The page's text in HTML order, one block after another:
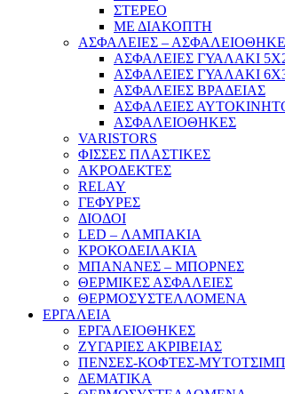
ΣΤΕΡΕΟ
ΜΕ ΔΙΑΚΟΠΤΗ
ΑΣΦΑΛΕΙΕΣ –
ΑΣΦΑΛΕΙΕΣ ΓΥΑΛΑΚΙ
ΑΣΦΑΛΕΙΕΣ ΓΥΑΛΑΚΙ
ΑΣΦΑΛΕΙΕΣ ΒΡΑΔΕΙΑΣ
ΑΣΦΑΛΕΙΕΣ
ΑΣΦΑΛΕΙΟΘΗΚΕΣ
VARISTORS
ΦΙΣΣΕΣ ΠΛΑΣΤΙΚΕΣ
ΑΚΡΟΔΕΚΤΕΣ
RELAY
ΓΕΦΥΡΕΣ
ΔΙΟΔΟΙ
LED – ΛΑΜΠΑΚΙΑ
ΚΡΟΚΟΔΕΙΛΑΚΙΑ
ΜΠΑΝΑΝΕΣ – ΜΠΟΡΝΕΣ
ΘΕΡΜΙΚΕΣ ΑΣΦΑΛΕΙΕΣ
ΘΕΡΜΟΣΥΣΤΕΛΛΟΜΕΝΑ
ΕΡΓΑΛΕΙΑ
ΕΡΓΑΛΕΙΟΘΗΚΕΣ
ΖΥΓΑΡΙΕΣ ΑΚΡΙΒΕΙΑΣ
ΠΕΝΣΕΣ-ΚΟΦΤΕΣ-
ΔΕΜΑΤΙΚΑ